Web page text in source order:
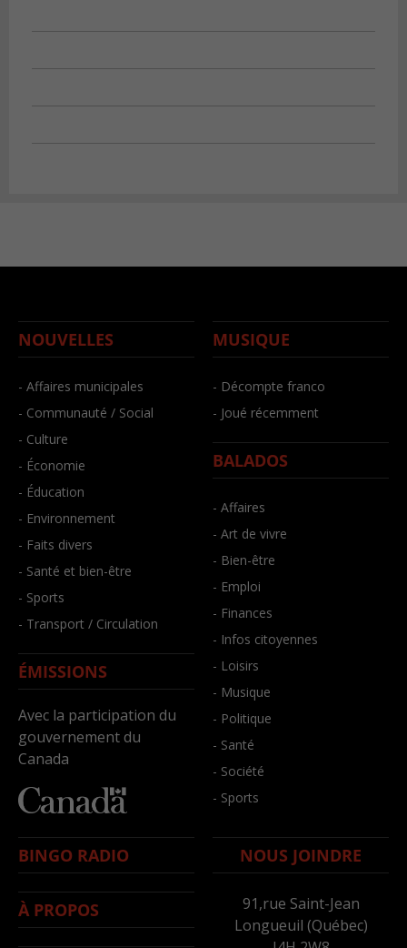
NOUVELLES
- Affaires municipales
- Communauté / Social
- Culture
- Économie
- Éducation
- Environnement
- Faits divers
- Santé et bien-être
- Sports
- Transport / Circulation
ÉMISSIONS
Avec la participation du
gouvernement du
Canada
MUSIQUE
- Décompte franco
- Joué récemment
BALADOS
- Affaires
- Art de vivre
- Bien-être
- Emploi
- Finances
- Infos citoyennes
- Loisirs
- Musique
- Politique
- Santé
- Société
- Sports
BINGO RADIO
À PROPOS
NOUS JOINDRE
91,rue Saint-Jean
Longueuil (Québec)